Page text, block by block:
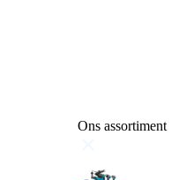
Ons assortiment